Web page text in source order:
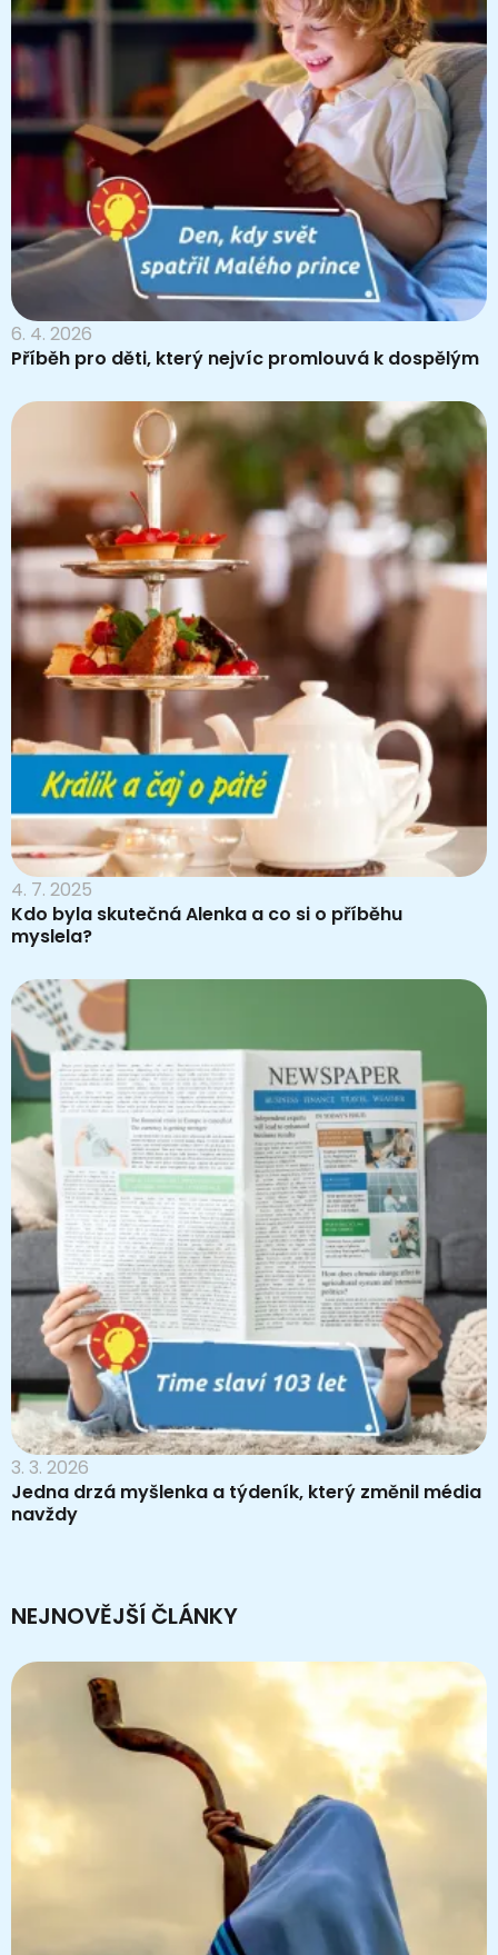
6. 4. 2026
Příběh pro děti, který nejvíc promlouvá k dospělým
4. 7. 2025
Kdo byla skutečná Alenka a co si o příběhu
myslela?
3. 3. 2026
Jedna drzá myšlenka a týdeník, který změnil média
navždy
NEJNOVĚJŠÍ ČLÁNKY